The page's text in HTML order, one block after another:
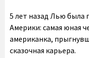
5 лет назад Лью была
Америки: самая юная
американка,
сказочная карьера.